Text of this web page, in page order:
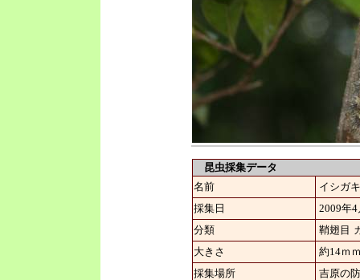
昆虫採集データ
名前
イシガ
採集日
2009年
分類
鞘翅目
大きさ
約14ｍ
採集場所
吉原の